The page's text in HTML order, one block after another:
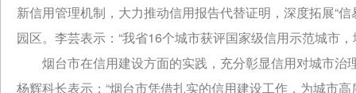
新信用管理机制，大力推动信用报告代替证明，深度拓展“
园区。李芸表示：“我省16个城市获评国家级信用示范城市
烟台市在信用建设方面的实践，充分彰显信用对城市
杨辉科长表示：“烟台市凭借扎实的信用建设工作，为城市